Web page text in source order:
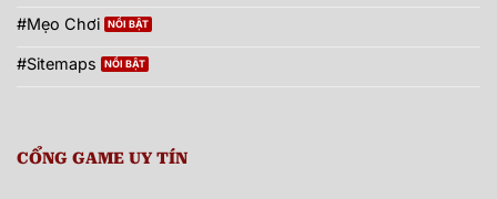
#Mẹo Chơi
#Sitemaps
CỔNG GAME UY TÍN